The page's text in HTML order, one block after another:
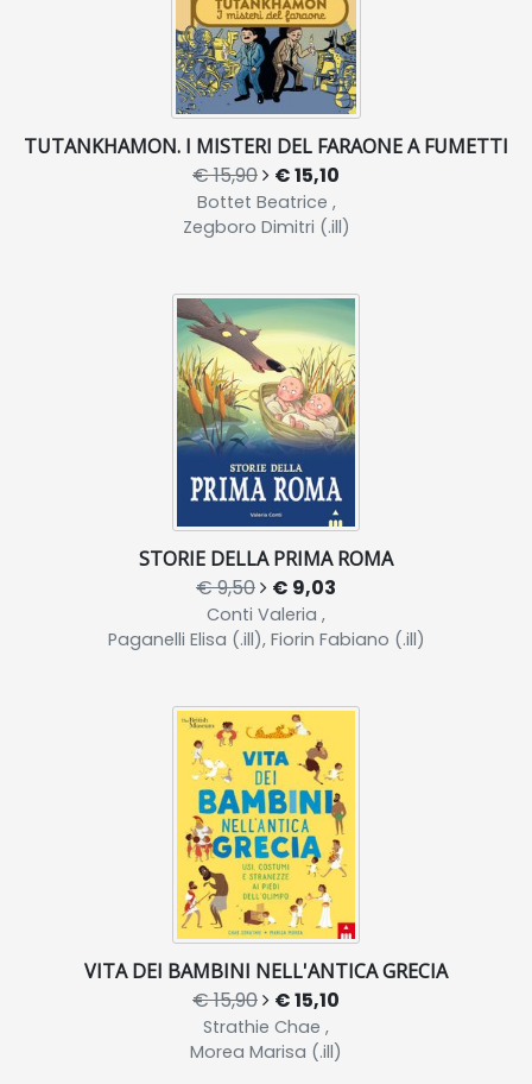
TUTANKHAMON. I MISTERI DEL FARAONE A FUMETTI
€ 15,90 € 15,10
Bottet Beatrice ,
Zegboro Dimitri (.ill)
STORIE DELLA PRIMA ROMA
€ 9,50 € 9,03
Conti Valeria ,
Paganelli Elisa (.ill), Fiorin Fabiano (.ill)
VITA DEI BAMBINI NELL'ANTICA GRECIA
€ 15,90 € 15,10
Strathie Chae ,
Morea Marisa (.ill)